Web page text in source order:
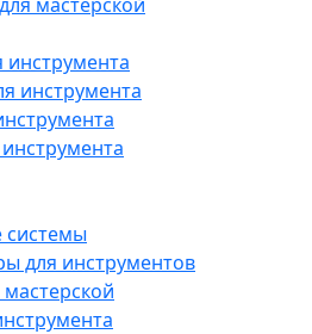
инструмента
для инструментов